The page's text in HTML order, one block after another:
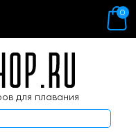
для плавания
0